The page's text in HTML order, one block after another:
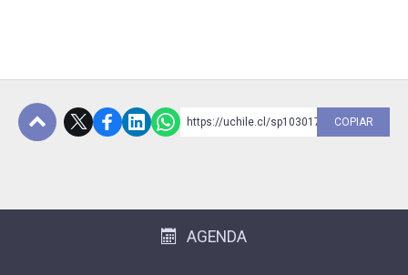
https://uchile.cl/sp103017 COPIAR
AGENDA